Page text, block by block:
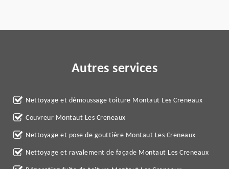
Autres services
Nettoyage et démoussage toiture Montaut Les Creneaux
Couvreur Montaut Les Creneaux
Nettoyage et pose de gouttière Montaut Les Creneaux
Nettoyage et ravalement de façade Montaut Les Creneaux